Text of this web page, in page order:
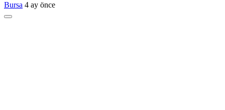
Bursa 4 ay önce